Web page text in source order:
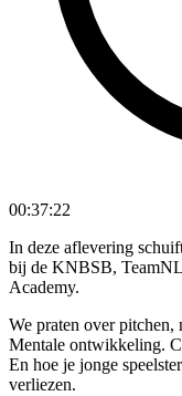
00:37:22
In deze aflevering
bij de KNBSB,
Academy.
We praten over pitchen,
Mentale ontwikkeling.
En hoe je jonge
verliezen.